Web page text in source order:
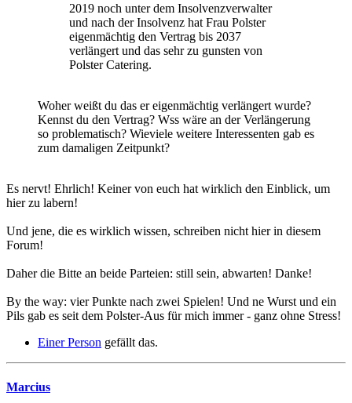
2019 noch unter dem Insolvenzverwalter
und nach der Insolvenz hat Frau Polster
eigenmächtig den Vertrag bis 2037
verlängert und das sehr zu gunsten von
Polster Catering.
Woher weißt du das er eigenmächtig verlängert wurde?
Kennst du den Vertrag? Wss wäre an der Verlängerung
so problematisch? Wieviele weitere Interessenten gab es
zum damaligen Zeitpunkt?
Es nervt! Ehrlich! Keiner von euch hat wirklich den Einblick, um
hier zu labern!
Und jene, die es wirklich wissen, schreiben nicht hier in diesem
Forum!
Daher die Bitte an beide Parteien: still sein, abwarten! Danke!
By the way: vier Punkte nach zwei Spielen! Und ne Wurst und ein
Pils gab es seit dem Polster-Aus für mich immer - ganz ohne Stress!
Einer Person gefällt das.
Marcius